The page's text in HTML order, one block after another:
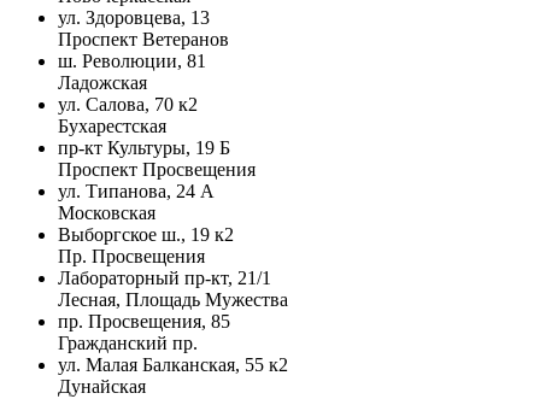
ул. Здоровцева, 13
Проспект Ветеранов
ш. Революции, 81
Ладожская
ул. Салова, 70 к2
Бухарестская
пр-кт Культуры, 19 Б
Проспект Просвещения
ул. Типанова, 24 А
Московская
Выборгское ш., 19 к2
Пр. Просвещения
Лабораторный пр-кт, 21/1
Лесная, Площадь Мужества
пр. Просвещения, 85
Гражданский пр.
ул. Малая Балканская, 55 к2
Дунайская